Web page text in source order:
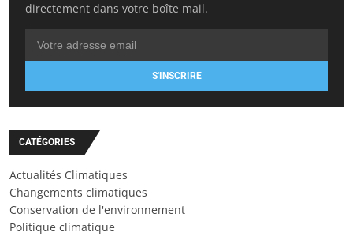
directement dans votre boîte mail.
S'INSCRIRE
CATÉGORIES
Actualités Climatiques
Changements climatiques
Conservation de l'environnement
Politique climatique